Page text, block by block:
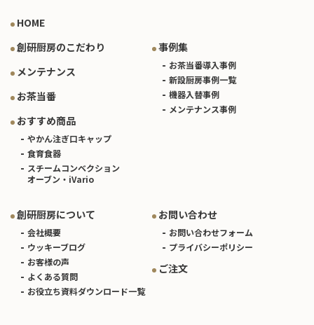
HOME
創研厨房のこだわり
メンテナンス
お茶当番
おすすめ商品
やかん注ぎ口キャップ
食育食器
スチームコンベクション
オーブン・iVario
事例集
お茶当番導入事例
新設厨房事例一覧
機器入替事例
メンテナンス事例
創研厨房について
会社概要
ウッキーブログ
お客様の声
よくある質問
お役立ち資料ダウンロード一覧
お問い合わせ
お問い合わせフォーム
プライバシーポリシー
ご注文